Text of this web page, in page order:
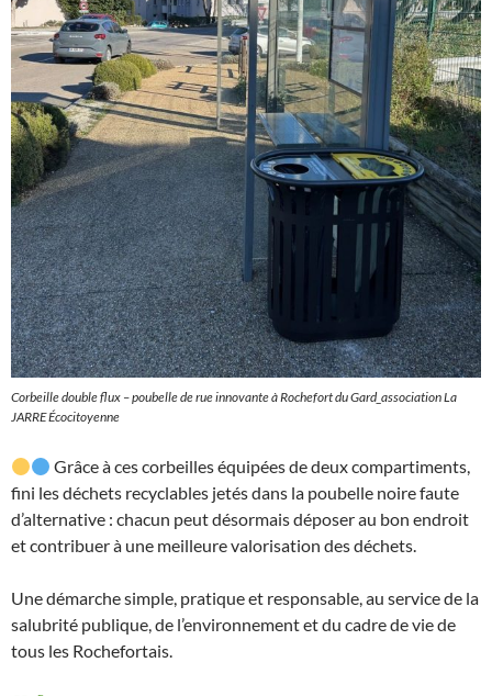
Corbeille double flux – poubelle de rue innovante à Rochefort du Gard_association La
JARRE Écocitoyenne
Grâce à ces corbeilles équipées de deux compartiments,
fini les déchets recyclables jetés dans la poubelle noire faute
d’alternative : chacun peut désormais déposer au bon endroit
et contribuer à une meilleure valorisation des déchets.
Une démarche simple, pratique et responsable, au service de la
salubrité publique, de l’environnement et du cadre de vie de
tous les Rochefortais.